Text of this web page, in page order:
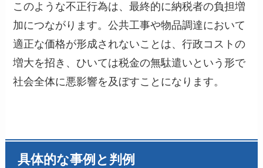
このような不正行為は、最終的に納税者の負担増
加につながります。公共工事や物品調達において
適正な価格が形成されないことは、行政コストの
増大を招き、ひいては税金の無駄遣いという形で
社会全体に悪影響を及ぼすことになります。
具体的な事例と判例